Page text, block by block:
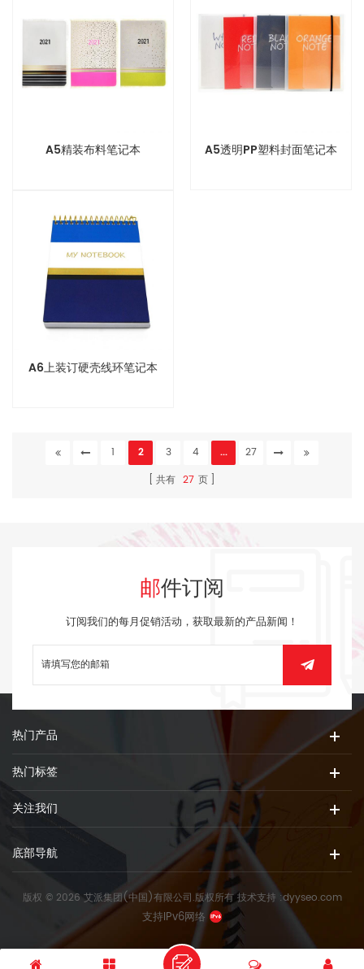
A5精装布料笔记本 A5透明PP塑料封面笔记本
A6上装订硬壳线环笔记本
1 2 3 4 ...
27
共有 27 页
邮件订阅
订阅我们的每月促销活动，获取最新的产品新闻！
热门产品
热门标签
关注我们
底部导航
版权 © 2026 艾派集团(中国)有限公司.版权所有技术支持 :dyyseo.com
支持IPv6网络